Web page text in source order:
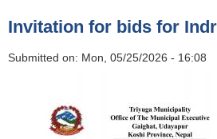
Invitation for bids for
Submitted on: Mon, 05/25/2026 - 16:08